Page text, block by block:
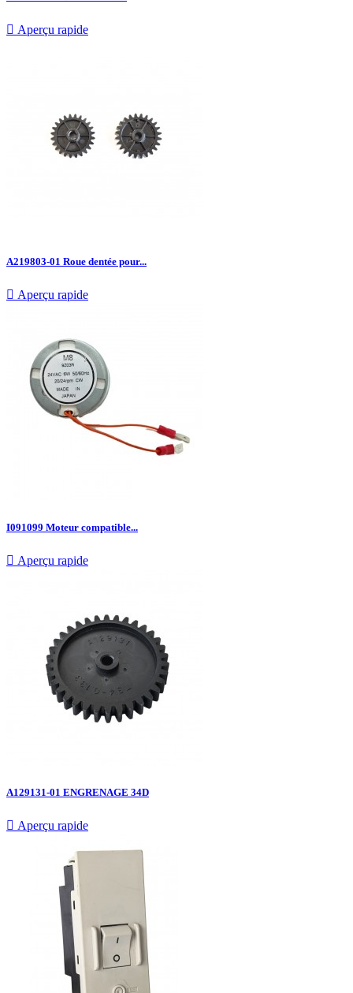
 Aperçu rapide
A219803-01 Roue dentée pour...
 Aperçu rapide
I091099 Moteur compatible...
 Aperçu rapide
A129131-01 ENGRENAGE 34D
 Aperçu rapide